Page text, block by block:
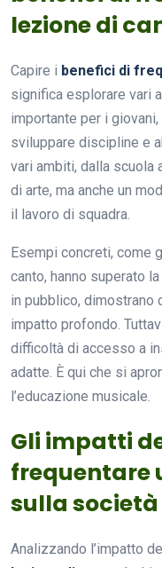
lezione di
Capire i benefici di
significa esplorare vari
importante per i
sviluppare discipline e
vari ambiti, dalla scuola
di arte, ma anche un
il lavoro di squadra.
Esempi concreti, come
canto, hanno superato
in pubblico, dimostrano
impatto profondo.
difficoltà di accesso a
adatte. È qui che si
l’educazione musicale.
Gli impatti
frequentare
sulla società
Analizzando l’impatto